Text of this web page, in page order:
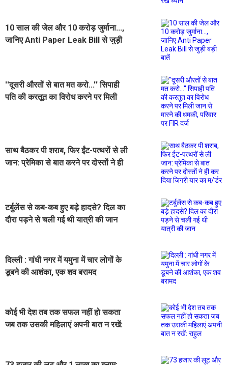
10 साल की जेल और 10 करोड़ जुर्माना...,
जानिए Anti Paper Leak Bill से जुड़ी
''दूसरी औरतों से बात मत करो...'' सिपाही
पति की करतूत का विरोध करने पर मिली
साथ बैठकर पी शराब, फिर ईंट-पत्थरों से ली
जान: प्रेमिका से बात करने पर दोस्तों ने ही
टर्बुलेंस से कब-कब हुए बड़े हादसे? दिल का
दौरा पड़ने से चली गई थी यात्री की जान
दिल्ली : गांधी नगर में यमुना में चार लोगों के
डूबने की आशंका, एक शव बरामद
कोई भी देश तब तक सफल नहीं हो सकता
जब तक उसकी महिलाएं अपनी बात न रखें: